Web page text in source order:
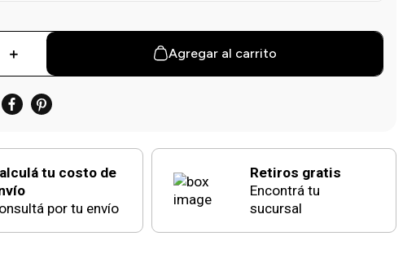
＋ Agregar al carrito
tu costo de
por tu envío
Retiros gratis
Encontrá tu
sucursal